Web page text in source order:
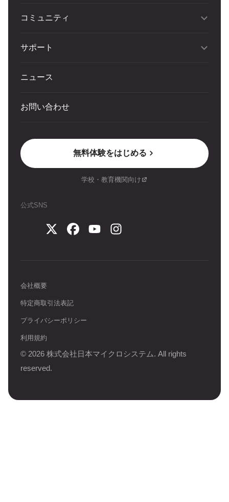
コミュニティ
サポート
ニュース
お問い合わせ
無料体験をはじめる
学校・教育機関向け
公式SNS
会社概要
特定商取引法表記
プライバシーポリシー
利用規約
© 2026 株式会社日本マイクロシステム. All rights
reserved.